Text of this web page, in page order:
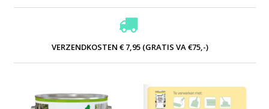
VERZENDKOSTEN € 7,95 (GRATIS VA €75,-)